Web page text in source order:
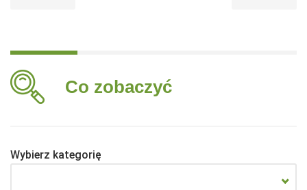
Co zobaczyć
Wybierz kategorię